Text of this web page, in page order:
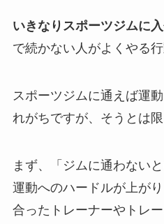
いきなりスポーツジムに
で続かない人がよくやる行
スポーツジムに通えば運
れがちですが、そうとは限
まず、「ジムに通わない
運動へのハードルが上が
合ったトレーナーやトレ